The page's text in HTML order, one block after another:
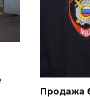
Продажа